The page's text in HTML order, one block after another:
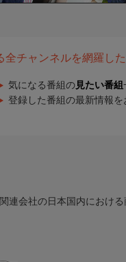
チャンネルを網羅し
気になる番組の 見たい番組
登録した番組の最新情報を
連会社の日本国内における